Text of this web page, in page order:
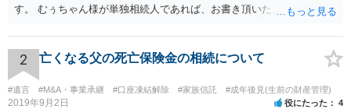
す。 むぅちゃん様が単独相続人であれば、お書き頂いたような方法で
相続人おられるということであれば、他の相続人との協議が必要とな
るところです。 また、当該点とは別にご主人から貸付ではなく贈与で
あると主張される可能性がございます。 その場合には、貸付であるこ
とを伺わせる事情をどれだけ積み重ねることが出来るか、というとこ
ろとなります。 返済の事実や、返済を約束するメール等です。 金額の
2 亡くなる父の死亡保険金の相続について
#遺言 #M&A・事業承継 #口座凍結解除 #家族信託 #成年後見(生前の財産管理)
2019年9月2日 役にたった 4